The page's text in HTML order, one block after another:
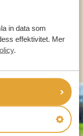
in data som
effektivitet. Mer
.